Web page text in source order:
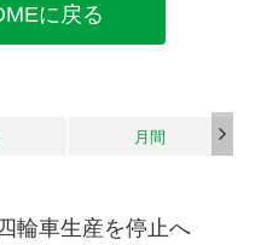
に戻る
月間
輪車生産を停止へ